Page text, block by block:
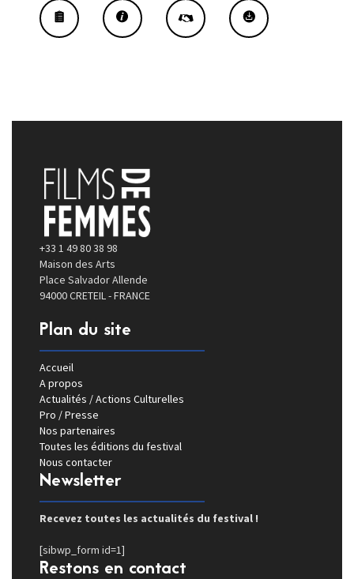
+33 1 49 80 38 98
Maison des Arts
Place Salvador Allende
94000 CRETEIL - FRANCE
Plan du site
Accueil
A propos
Actualités / Actions Culturelles
Pro / Presse
Nos partenaires
Toutes les éditions du festival
Nous contacter
Newsletter
Recevez toutes les actualités du festival !
[sibwp_form id=1]
Restons en contact